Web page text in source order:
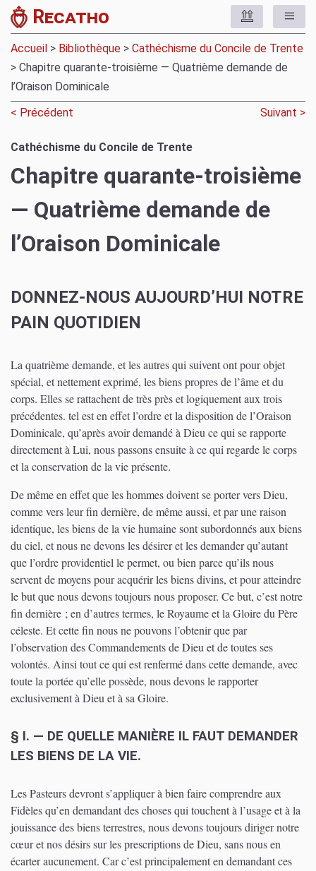
Recatho
Accueil > Bibliothèque > Cathéchisme du Concile de Trente
> Chapitre quarante-troisième — Quatrième demande de
l’Oraison Dominicale
< Précédent
Suivant >
Cathéchisme du Concile de Trente
Chapitre quarante-troisième
— Quatrième demande de
l’Oraison Dominicale
DONNEZ-NOUS AUJOURD’HUI NOTRE
PAIN QUOTIDIEN
La quatrième demande, et les autres qui suivent ont pour objet
spécial, et nettement exprimé, les biens propres de l’âme et du
corps. Elles se rattachent de très près et logiquement aux trois
précédentes. tel est en effet l’ordre et la disposition de l’Oraison
Dominicale, qu’après avoir demandé à Dieu ce qui se rapporte
directement à Lui, nous passons ensuite à ce qui regarde le corps
et la conservation de la vie présente.
De même en effet que les hommes doivent se porter vers Dieu,
comme vers leur fin dernière, de même aussi, et par une raison
identique, les biens de la vie humaine sont subordonnés aux biens
du ciel, et nous ne devons les désirer et les demander qu’autant
que l’ordre providentiel le permet, ou bien parce qu’ils nous
servent de moyens pour acquérir les biens divins, et pour atteindre
le but que nous devons toujours nous proposer. Ce but, c’est notre
fin dernière ; en d’autres termes, le Royaume et la Gloire du Père
céleste. Et cette fin nous ne pouvons l’obtenir que par
l’observation des Commandements de Dieu et de toutes ses
volontés. Ainsi tout ce qui est renfermé dans cette demande, avec
toute la portée qu’elle possède, nous devons le rapporter
exclusivement à Dieu et à sa Gloire.
§ I. — DE QUELLE MANIÈRE IL FAUT DEMANDER
LES BIENS DE LA VIE.
Les Pasteurs devront s’appliquer à bien faire comprendre aux
Fidèles qu’en demandant des choses qui touchent à l’usage et à la
jouissance des biens terrestres, nous devons toujours diriger notre
cœur et nos désirs sur les prescriptions de Dieu, sans nous en
écarter aucunement. Car c’est principalement en demandant ces